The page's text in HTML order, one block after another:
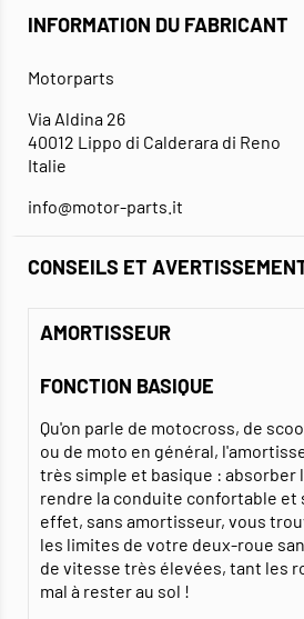
INFORMATION DU FABRICANT
Motorparts
Via Aldina 26
40012 Lippo di Calderara di Reno
Italie
info@motor-parts.it
CONSEILS ET
AMORTISSEUR
FONCTION BASIQUE
Qu'on parle de motocross, de
ou de moto en général,
très simple et basique : absorber
rendre la conduite confortable et
effet, sans amortisseur, vous
les limites de votre deux-roue
de vitesse très élevées, tant les
mal à rester au sol !